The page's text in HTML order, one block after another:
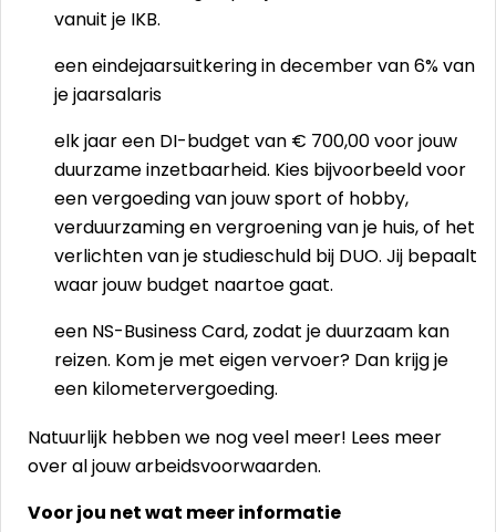
vanuit je IKB.
een eindejaarsuitkering in december van 6% van
je jaarsalaris
elk jaar een DI-budget van € 700,00 voor jouw
duurzame inzetbaarheid. Kies bijvoorbeeld voor
een vergoeding van jouw sport of hobby,
verduurzaming en vergroening van je huis, of het
verlichten van je studieschuld bij DUO. Jij bepaalt
waar jouw budget naartoe gaat.
een NS-Business Card, zodat je duurzaam kan
reizen. Kom je met eigen vervoer? Dan krijg je
een kilometervergoeding.
Natuurlijk hebben we nog veel meer! Lees meer
over al jouwarbeidsvoorwaarden.
Voor jou net wat meer informatie